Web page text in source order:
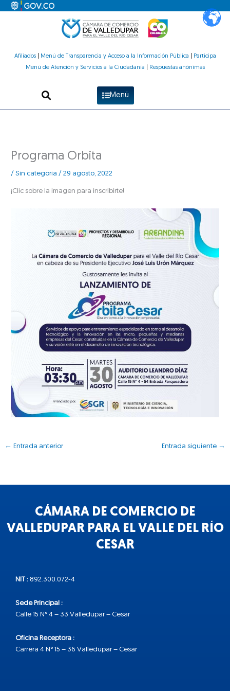
Afiliados| Menú de Transparencia y Acceso a la Información Pública
Participa
Menú de Atención y Servicios a la Ciudadanía
Respuestas anónimas
Menú
Programa Orbita
/Sin categoría /29 agosto, 2022
¡Clic sobre la imagen para inscribirte!
← Entrada anterior Entrada siguiente →
CÁMARA DE COMERCIO DE
VALLEDUPAR PARA EL VALLE DEL RÍO
CESAR
NIT : 892.300.072-4
Sede Principal :
Calle 15 N° 4 – 33 Valledupar – Cesar
Oficina Receptora :
Carrera 4 N° 15 – 36 Valledupar – Cesar